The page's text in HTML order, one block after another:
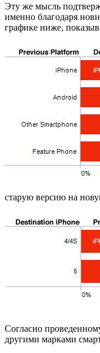
Эту же мысль
именно благодаря
графике ниже,
старую версию на
Согласно
другими марками